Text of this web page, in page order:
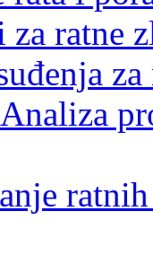
za ratne